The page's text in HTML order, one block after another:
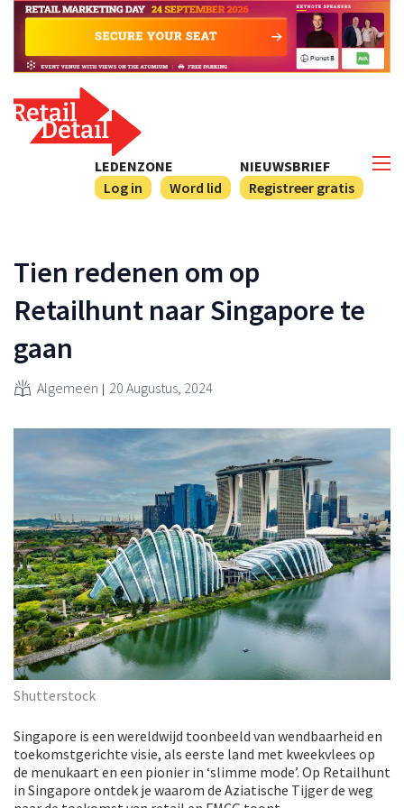
NIEUWSBRIEF
Registreer gratis
LEDENZONE
Log in
Word lid
Tien redenen om op
Retailhunt naar Singapore te
gaan
Algemeen 20 Augustus, 2024
Shutterstock
Singapore is een wereldwijd toonbeeld van wendbaarheid en
toekomstgerichte visie, als eerste land met kweekvlees op
de menukaart en een pionier in ‘slimme mode’. Op Retailhunt
in Singapore ontdek je waarom de Aziatische Tijger de weg